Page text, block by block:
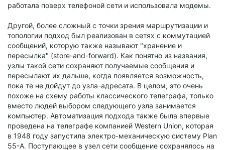
работала поверх телефоной сети и использовала модемы.
Другой, более сложный с точки зрения маршрутизации и
топологии подход был реализован в сетях с коммутацией
сообщений, которую также называют "хранение и
пересылка" (store-and-forward). Как понятно из названия,
узлы такой сети сохраняют получаемые сообщения и
пересылают их дальше, когда появляется возможность,
пока те не дойдут до узла-адресата. В целом, это очень
похоже на схему работы классического телеграфа, только
вместо людей выбором следующего узла занимается
компьютер. Автоматизация подхода также была впервые
проведена на телеграфе компанией Western Union, которая
в 1948 году запустила электро-механическую систему Plan
55-A. Поступающее в узел сети сообщение сохранялось на